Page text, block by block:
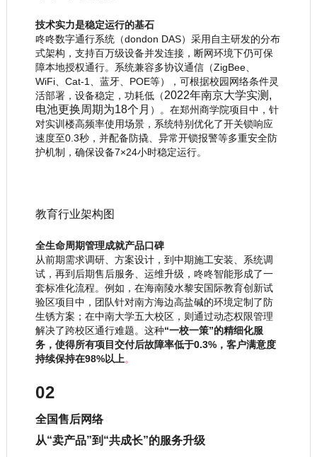
技术实力是稳定运行的基石
咚咚数字通行系统（dondon DAS）采用自主研发的分布
式架构，支持百万级设备并发连接，断网环境下仍可保
障本地授权通行。系统兼容多协议通信（ZigBee、
WiFi、Cat-1、蓝牙、POE等），可根据校园网络条件灵
活部署，设备稳定，功耗低（2022年南京大学实测,
电池更换周期为18个月 ）。在郑州商学院项目中，针
对实训楼高频率使用场景，系统特别优化了开关锁响应
速度至0.3秒，并配备防撬、异常开锁报警等多重安全防
护机制，确保设备7×24小时稳定运行。
教育行业架构图
全生命周期管理成就产品口碑
从前期需求调研、方案设计，到中期施工安装、系统调
试，再到后期售后服务、运维升级，咚咚智能形成了一
套标准化流程。例如，在海南陵水黎安国际教育创新试
验区项目中，团队针对南方海边高盐碱的环境定制了防
生锈方案；在中南大学五大校区，则通过动态权限管理
解决了跨校区通行难题。这种“一校一策”的精细化服
务，使得所有项目交付后故障率低于0.3%，客户满意度
持续保持在98%以上。
02
全国售后网络
从“卖产品”到“共成长”的服务升级